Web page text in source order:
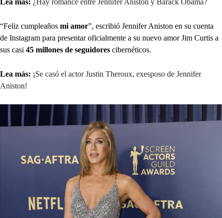
Lea más: ¿Hay romance entre Jennifer Aniston y Barack Obama?
“Feliz cumpleaños mi amor”, escribió Jennifer Aniston en su cuenta
de Instagram para presentar oficialmente a su nuevo amor Jim Curtis a
sus casi 45 millones de seguidores cibernéticos.
Lea más: ¡Se casó el actor Justin Theroux, exesposo de Jennifer
Aniston!